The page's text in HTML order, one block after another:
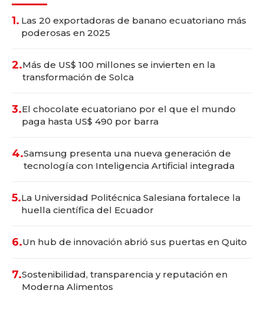
1. Las 20 exportadoras de banano ecuatoriano más
poderosas en 2025
2.Más de US$ 100 millones se invierten en la
transformación de Solca
3.El chocolate ecuatoriano por el que el mundo
paga hasta US$ 490 por barra
4.Samsung presenta una nueva generación de
tecnología con Inteligencia Artificial integrada
5.La Universidad Politécnica Salesiana fortalece la
huella científica del Ecuador
6.Un hub de innovación abrió sus puertas en Quito
7.Sostenibilidad, transparencia y reputación en
Moderna Alimentos